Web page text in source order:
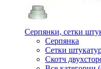
Серпянки, сетки
Серпянка
Сетки
Скотч